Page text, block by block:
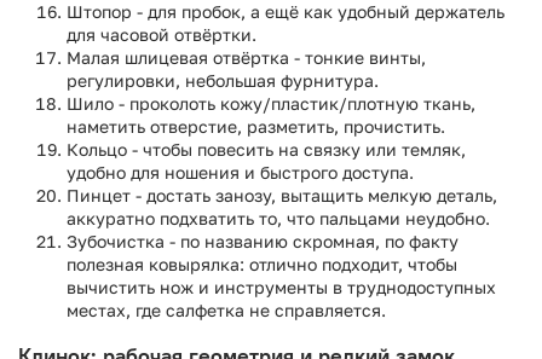
Штопор - для пробок, а ещё как удобный держатель
для часовой отвёртки.
Малая шлицевая отвёртка - тонкие винты,
регулировки, небольшая фурнитура.
Шило - проколоть кожу/пластик/плотную ткань,
наметить отверстие, разметить, прочистить.
Кольцо - чтобы повесить на связку или темляк,
удобно для ношения и быстрого доступа.
Пинцет - достать занозу, вытащить мелкую деталь,
аккуратно подхватить то, что пальцами неудобно.
Зубочистка - по названию скромная, по факту
полезная ковырялка: отлично подходит, чтобы
вычистить нож и инструменты в труднодоступных
местах, где салфетка не справляется.